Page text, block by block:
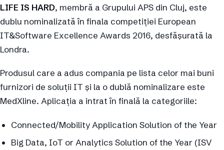
LIFE IS HARD, membră a Grupului APS din Cluj, este
dublu nominalizată în finala competiției European
IT&Software Excellence Awards 2016, desfășurată la
Londra.
Produsul care a adus compania pe lista celor mai buni
furnizori de soluții IT și la o dublă nominalizare este
MedXline. Aplicația a intrat în finală la categoriile:
Connected/Mobility Application Solution of the Year
Big Data, IoT or Analytics Solution of the Year (ISV